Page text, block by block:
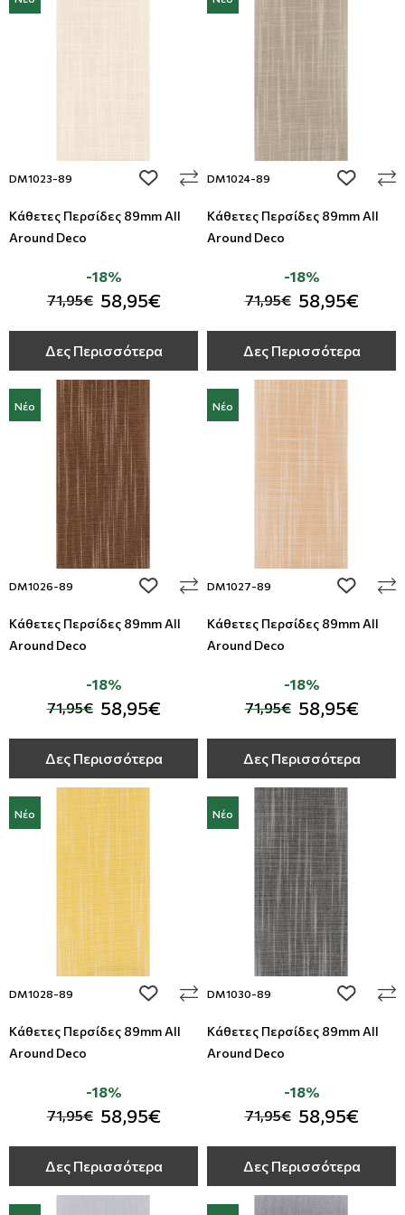
DM1023-89 add to wishlist
Κάθετες Περσίδες 89mm All
Around Deco
71,95€ 58,95€
-18%
Δες Περισσότερα
DM1024-89 add to
Κάθετες Περσίδες 89mm All
Around Deco
71,95€ 58,95€
-18%
Δες Περισσότερα
Νέο
DM1026-89 add to wishlist
Κάθετες Περσίδες 89mm All
Around Deco
71,95€ 58,95€
-18%
Δες Περισσότερα
Νέο
DM1027-89 add to
Κάθετες Περσίδες 89mm All
Around Deco
71,95€ 58,95€
-18%
Δες Περισσότερα
Νέο
DM1028-89 add to wishlist
Κάθετες Περσίδες 89mm All
Around Deco
71,95€ 58,95€
-18%
Δες Περισσότερα
Νέο
DM1030-89 add to
Κάθετες Περσίδες 89mm All
Around Deco
71,95€ 58,95€
-18%
Δες Περισσότερα